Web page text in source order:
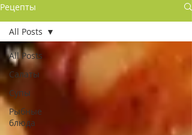
Рецепты
All Posts
Салаты
Супы
Рыбные
блюда
All Posts